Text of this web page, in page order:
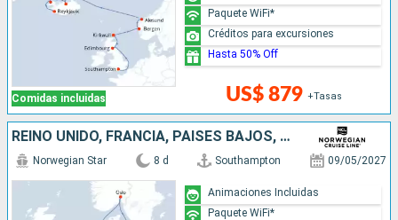
Comidas incluidas US$ 879 +Tasas
Paquete WiFi*
Créditos para excursiones
Hasta 50% Off
REINO UNIDO, FRANCIA, PAISES BAJOS, NORUEGA, DINAMARCA
Norwegian Star 8 d Southampton 09/05/2027
Animaciones Incluidas
Paquete WiFi*